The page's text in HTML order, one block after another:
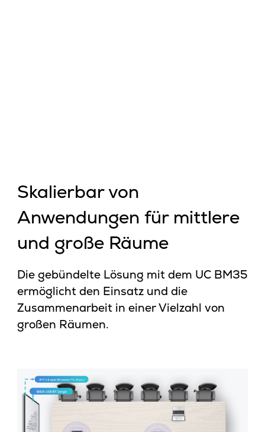
Skalierbar von
Anwendungen für mittlere
und große Räume
Die gebündelte Lösung mit dem UC BM35
ermöglicht den Einsatz und die
Zusammenarbeit in einer Vielzahl von
großen Räumen.